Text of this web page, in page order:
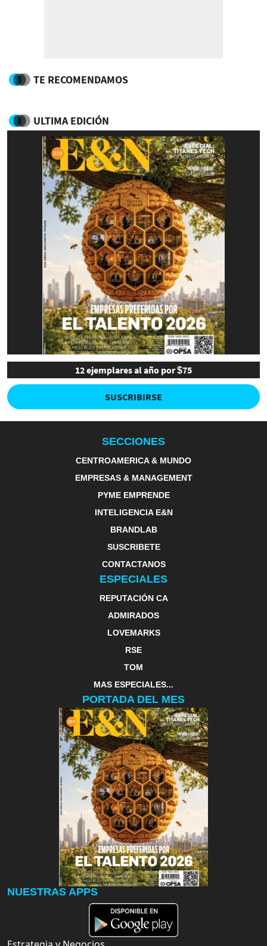
TE RECOMENDAMOS
ULTIMA EDICIÓN
12 ejemplares al año por $75
SUSCRIBIRSE
SECCIONES
CENTROAMERICA & MUNDO
EMPRESAS & MANAGEMENT
PYME EMPRENDE
INTELIGENCIA E&N
BRANDLAB
SUSCRIBETE
CONTACTANOS
ESPECIALES
REPUTACIÓN CA
ADMIRADOS
LOVEMARKS
RSE
TOM
MAS ESPECIALES...
PORTADA DEL MES
NUESTRAS APPS